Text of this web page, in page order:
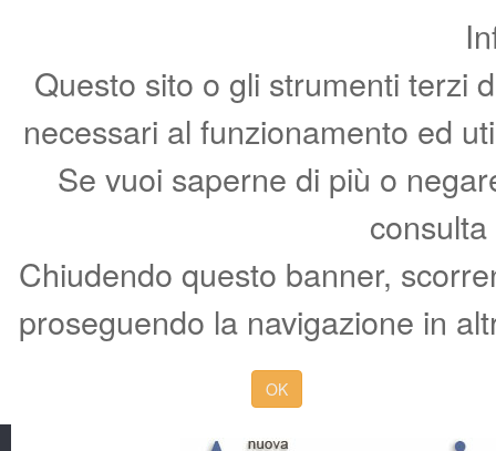
Questo sito o gli strumenti terzi
necessari al funzionamento ed
Se vuoi saperne di più o
Chiudendo questo banner,
proseguendo la navigazione in
OK